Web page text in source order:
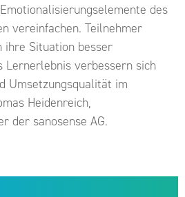
des
vereinfachen. Teilnehmer
ihre Situation besser
Lernerlebnis verbessern sich
Umsetzungsqualität im
Heidenreich,
der sanosense AG.